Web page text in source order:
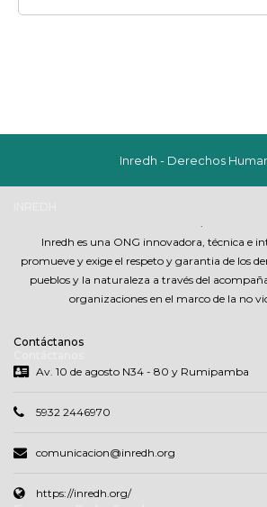
Inredh - Derechos
.
Inredh es una ONG innovadora, técnica e
promueve y exige el respeto y garantia de los
pueblos y la naturaleza a través del
organizaciones en el marco de la no
Contáctanos
Av. 10 de agosto N34 - 80 y Rumipamba
5932 2446970
comunicacion@inredh.org
https://inredh.org/